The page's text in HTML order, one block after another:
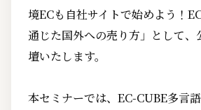
境ECも自社サイトで始めよう！
通じた国外への売り方」として、
壇いたします。
本セミナーでは、EC-CUBE多言